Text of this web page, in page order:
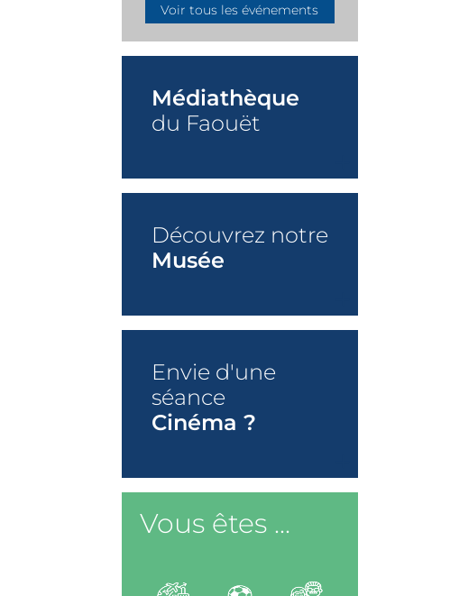
Voir tous les événements
Médiathèque
du Faouët
Découvrez notre
Musée
Envie d'une
séance
Cinéma ?
Vous êtes ...